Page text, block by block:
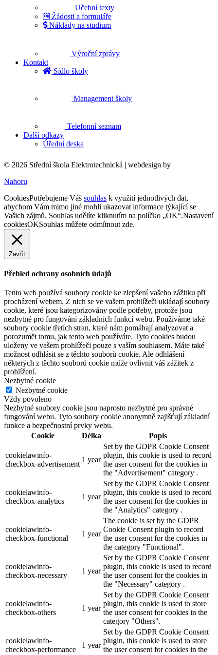
Učební texty
Žádosti a formuláře
Náklady na studium
Výroční zprávy
Kontakt
Sídlo školy
Management školy
Telefonní seznam
Další odkazy
Úřední deska
© 2026 Střední škola Elektrotechnická | webdesign by
Nahoru
CookiesPotřebujeme Váš souhlas k využití jednotlivých dat,
abychom Vám mimo jiné mohli ukazovat informace týkající se
Vašich zájmů. Souhlas udělíte kliknutím na políčko „OK“.Nastavení
cookiesOKSouhlas můžete odmítnout zde.
Zavřít
Přehled ochrany osobních údajů
Tento web používá soubory cookie ke zlepšení vašeho zážitku při
procházení webem. Z nich se ve vašem prohlížeči ukládají soubory
cookie, které jsou kategorizovány podle potřeby, protože jsou
nezbytné pro fungování základních funkcí webu. Používáme také
soubory cookie třetích stran, které nám pomáhají analyzovat a
porozumět tomu, jak tento web používáte. Tyto cookies budou
uloženy ve vašem prohlížeči pouze s vaším souhlasem. Máte také
možnost odhlásit se z těchto souborů cookie. Ale odhlášení
některých z těchto souborů cookie může ovlivnit váš zážitek z
prohlížení.
Nezbytné cookie
Nezbytné cookie
Vždy povoleno
Nezbytné soubory cookie jsou naprosto nezbytné pro správné
fungování webu. Tyto soubory cookie anonymně zajišťují základní
funkce a bezpečnostní prvky webu.
Cookie
Délka Popis
cookielawinfo-
checkbox-advertisement
1 year
Set by the GDPR Cookie Consent
plugin, this cookie is used to record
the user consent for the cookies in
the "Advertisement" category .
cookielawinfo-
checkbox-analytics
1 year
Set by the GDPR Cookie Consent
plugin, this cookie is used to record
the user consent for the cookies in
the "Analytics" category .
cookielawinfo-
checkbox-functional
1 year
The cookie is set by the GDPR
Cookie Consent plugin to record
the user consent for the cookies in
the category "Functional".
cookielawinfo-
checkbox-necessary
1 year
Set by the GDPR Cookie Consent
plugin, this cookie is used to record
the user consent for the cookies in
the "Necessary" category .
cookielawinfo-
checkbox-others
1 year
Set by the GDPR Cookie Consent
plugin, this cookie is used to store
the user consent for cookies in the
category "Others".
cookielawinfo-
checkbox-performance
1 year
Set by the GDPR Cookie Consent
plugin, this cookie is used to store
the user consent for cookies in the